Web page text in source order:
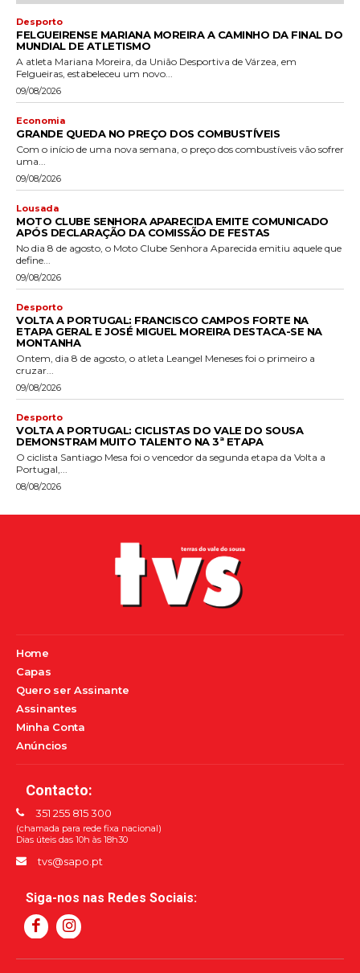
Desporto
FELGUEIRENSE MARIANA MOREIRA A CAMINHO DA FINAL DO
MUNDIAL DE ATLETISMO
A atleta Mariana Moreira, da União Desportiva de Várzea, em
Felgueiras, estabeleceu um novo...
09/08/2026
Economia
GRANDE QUEDA NO PREÇO DOS COMBUSTÍVEIS
Com o início de uma nova semana, o preço dos combustíveis vão sofrer
uma...
09/08/2026
Lousada
MOTO CLUBE SENHORA APARECIDA EMITE COMUNICADO
APÓS DECLARAÇÃO DA COMISSÃO DE FESTAS
No dia 8 de agosto, o Moto Clube Senhora Aparecida emitiu aquele que
define...
09/08/2026
Desporto
VOLTA A PORTUGAL: FRANCISCO CAMPOS FORTE NA
ETAPA GERAL E JOSÉ MIGUEL MOREIRA DESTACA-SE NA
MONTANHA
Ontem, dia 8 de agosto, o atleta Leangel Meneses foi o primeiro a
cruzar...
09/08/2026
Desporto
VOLTA A PORTUGAL: CICLISTAS DO VALE DO SOUSA
DEMONSTRAM MUITO TALENTO NA 3ª ETAPA
O ciclista Santiago Mesa foi o vencedor da segunda etapa da Volta a
Portugal,...
08/08/2026
Home
Capas
Quero ser Assinante
Assinantes
Minha Conta
Anúncios
Contacto:
351 255 815 300
(chamada para rede fixa nacional)
Dias úteis das 10h às 18h30
tvs@sapo.pt
Siga-nos nas Redes Sociais: